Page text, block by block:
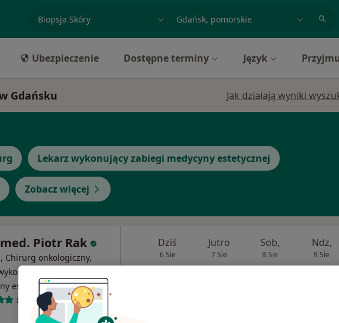
specjalizacja, badanie lub nazwiskomiasto lub dzielnica
Ubezpieczenie Dostępne terminy Język
Gdańsku Jak działają wyniki
Lekarz wykonujący zabiegi medycyny estetycznej
Zobacz więcej
Piotr Rak
Chirurg onkologiczny,
zabiegi
estetycznej·Więcej
894 opinie
Dziś
6 Sie
Jutro
7 Sie
Sob,
8 Sie
Ndz,
9 Sie